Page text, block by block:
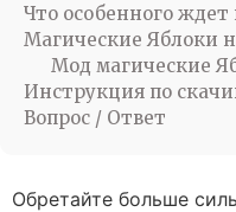
Что особенного
Магические Яблоки
Мод магические
Инструкция по
Вопрос / Ответ
Обретайте больше